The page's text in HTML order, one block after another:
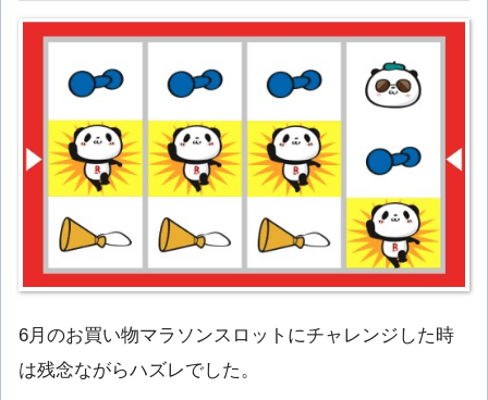
6月のお買い物マラソンスロットにチャレンジした時
は残念ながらハズレでした。